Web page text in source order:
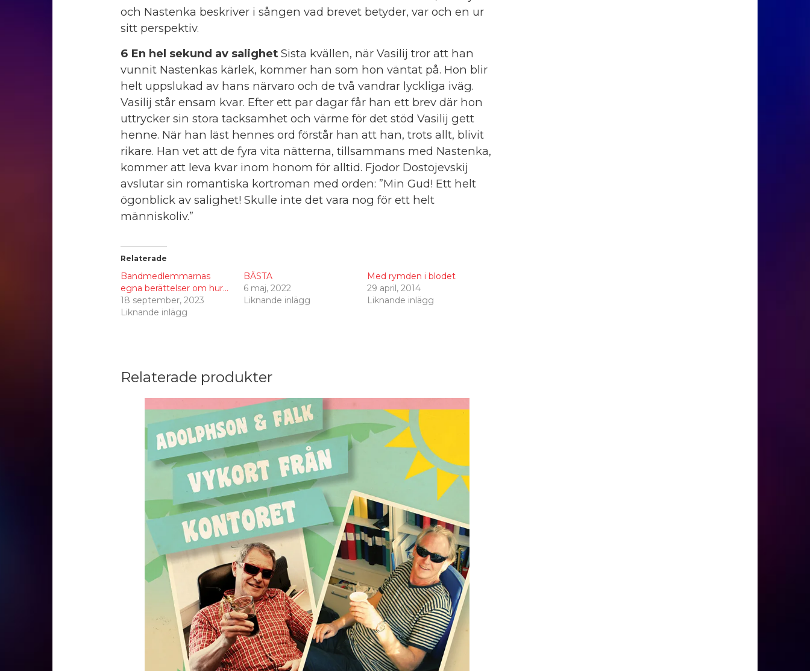
och Nastenka beskriver i sången vad brevet betyder, var och en ur
sitt perspektiv.
6 En hel sekund av salighetSista kvällen, när Vasilij tror att han
vunnit Nastenkas kärlek, kommer han som hon väntat på. Hon blir
helt uppslukad av hans närvaro och de två vandrar lyckliga iväg.
Vasilij står ensam kvar. Efter ett par dagar får han ett brev där hon
uttrycker sin stora tacksamhet och värme för det stöd Vasilij gett
henne. När han läst hennes ord förstår han att han, trots allt, blivit
rikare. Han vet att de fyra vita nätterna, tillsammans med Nastenka,
kommer att leva kvar inom honom för alltid. Fjodor Dostojevskij
avslutar sin romantiska kortroman med orden: ”Min Gud! Ett helt
ögonblick av salighet! Skulle inte det vara nog för ett helt
människoliv.”
Relaterade
Bandmedlemmarnas
egna berättelser om hur…
18 september, 2023
Liknande inlägg
BÄSTA
6 maj, 2022
Liknande inlägg
Med rymden i blodet
29 april, 2014
Liknande inlägg
Relaterade produkter